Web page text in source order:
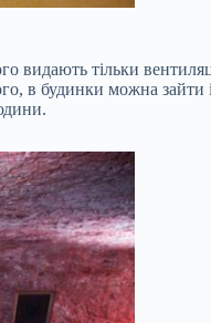
видають тільки
в будинки можна зайти